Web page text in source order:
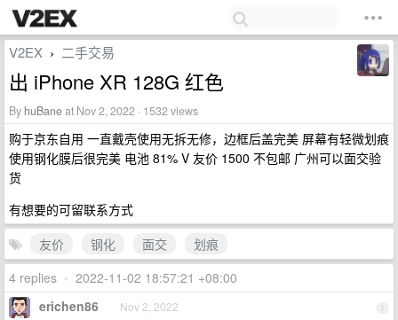
V2EX › 二手交易
出 iPhone XR 128G 红色
By huBaneat Nov 2, 2022 · 1532 views
购于京东自用 一直戴壳使用无拆无修，边框后盖完美 屏幕有轻微划痕
使用钢化膜后很完美 电池 81% V 友价 1500 不包邮 广州可以面交验
货
有想要的可留联系方式
友价
钢化 面交
划痕
4 replies • 2022-11-02 18:57:21 +08:00
1
erichen86 Nov 2, 2022